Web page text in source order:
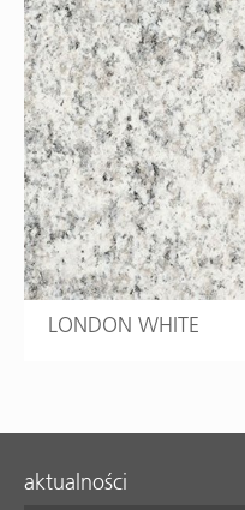
LONDON WHITE
aktualności